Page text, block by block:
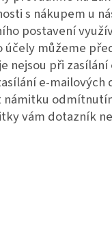
s nákupem u
postavení
můžeme
nejsou při
e-
vám dotazník